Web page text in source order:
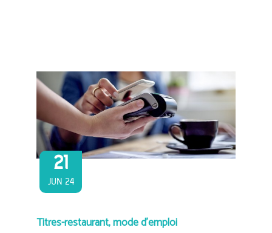
21
JUN 24
Titres-restaurant, mode d’emploi